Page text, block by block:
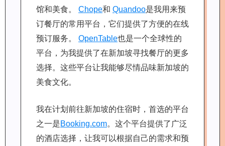
馆和美食。 Chope和 Quandoo是我用来预
订餐厅的常用平台，它们提供了方便的在线
预订服务。 OpenTable也是一个全球性的
平台，为我提供了在新加坡寻找餐厅的更多
选择。这些平台让我能够尽情品味新加坡的
美食文化。
我在计划前往新加坡的住宿时，首选的平台
之一是Booking.com。这个平台提供了广泛
的酒店选择，让我可以根据自己的需求和预